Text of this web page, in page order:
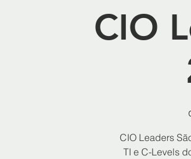
CIO
CIO Leaders
TI e C-Levels